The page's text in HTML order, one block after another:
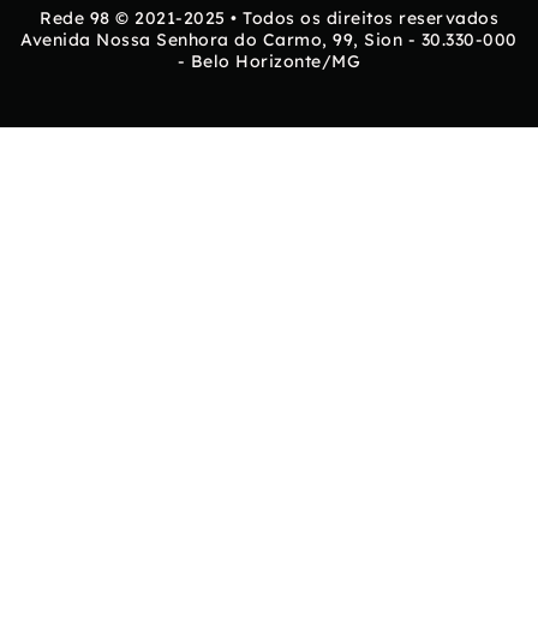
Rede 98 © 2021-2025 • Todos os direitos reservados
Avenida Nossa Senhora do Carmo, 99, Sion - 30.330-000
- Belo Horizonte/MG